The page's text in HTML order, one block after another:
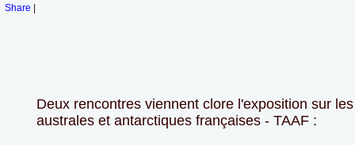
Share
Deux rencontres viennent clore l'exposition sur
australes et antarctiques françaises - TAAF :